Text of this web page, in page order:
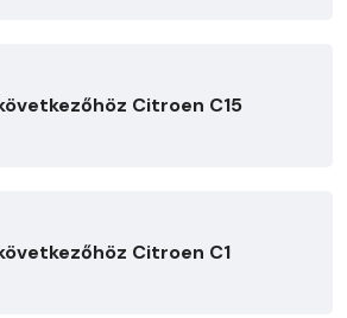
Citroen C15
Citroen C1